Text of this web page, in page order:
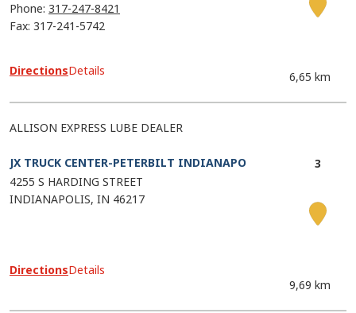
Phone: 317-247-8421
Fax: 317-241-5742
6,65 km
DirectionsDetails
ALLISON EXPRESS LUBE DEALER
JX TRUCK CENTER-PETERBILT INDIANAPO
4255 S HARDING STREET
INDIANAPOLIS IN 46217
9,69 km
DirectionsDetails